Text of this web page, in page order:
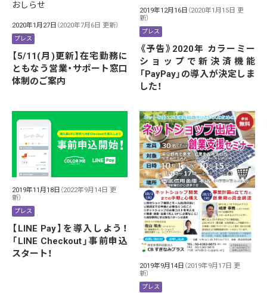
2020年1月27日 （2020年7月6日 更新）
プレス
【5/11(月)更新】在宅勤務に
ともなう営業・サポート窓口
体制のご案内
2019年12月16日 （2020年1月15日 更
新）
プレス
《予告》2020年 カラーミー
ショップで新決済機能
「PayPay」の導入が決定しま
した！
2019年11月18日 （2022年9月14日 更
新）
プレス
【LINE Pay】を導入しよう！
「LINE Checkout」事前申込
スタート！
2019年9月14日 （2019年9月17日 更
新）
プレス